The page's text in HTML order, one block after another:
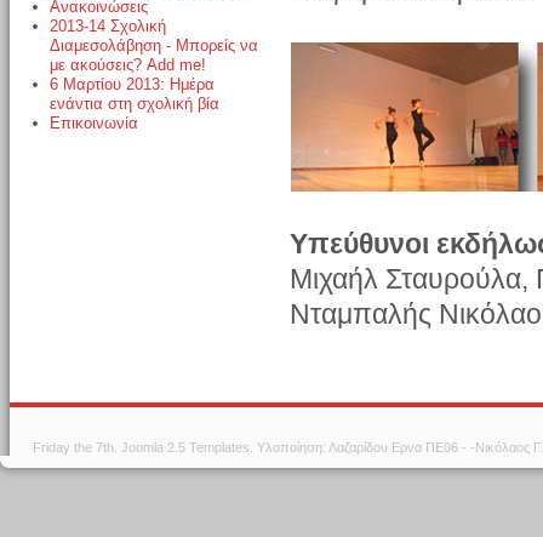
Ανακοινώσεις
2013-14 Σχολική
Διαμεσολάβηση - Μπορείς να
με ακούσεις? Add me!
6 Μαρτίου 2013: Ημέρα
ενάντια στη σχολική βία
Επικοινωνία
Υπεύθυνοι
Μιχαήλ
Νταμπαλής
Friday the 7th.Joomla 2.5 Templates . Υλοποίηση: Λαζαρίδου Ερνα ΠΕ06 - -Νικόλαος